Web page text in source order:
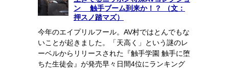
ン 触手ブーム到来か！？ （文：
押スノ踏マズ）
今年のエイプリルフール。AV村ではとんでもな
いことが起きました。「天高く」という謎のレ
ーベルからリリースされた『触手学園 触手に堕
ちた生徒会』が発売早々日間4位にランキング